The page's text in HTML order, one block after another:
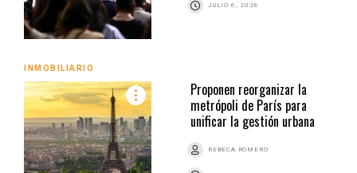
JULIO 6, 2026
INMOBILIARIO
Proponen reorganizar la
metrópoli de París para
unificar la gestión urbana
REBECA ROMERO